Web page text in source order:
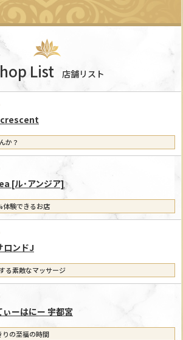
hop List 店舗リスト
か？
[ル･アンジア]
体験できるお店
ロンドJ
る素敵なマッサージ
ぃーはにー 宇都宮
りの至福の時間